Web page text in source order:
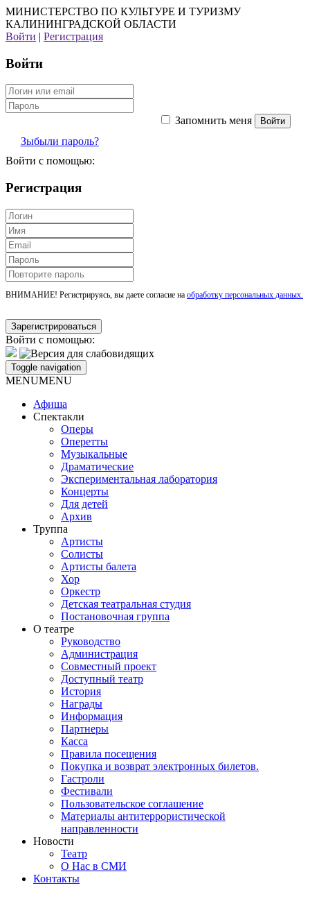
МИНИСТЕРСТВО ПО КУЛЬТУРЕ И ТУРИЗМУ
КАЛИНИНГРАДСКОЙ ОБЛАСТИ
Войти | Регистрация
Войти
Запомнить меня
Зыбыли пароль?
Войти с помощью:
Регистрация
ВНИМАНИЕ! Регистрируясь, вы даете согласие на обработку персональных данных.
Войти с помощью:
Toggle navigation
MENUMENU
Афиша
Спектакли
Оперы
Оперетты
Музыкальные
Драматические
Экспериментальная лаборатория
Концерты
Для детей
Архив
Труппа
Артисты
Солисты
Артисты балета
Хор
Оркестр
Детская театральная студия
Постановочная группа
О театре
Руководство
Администрация
Совместный проект
Доступный театр
История
Награды
Информация
Партнеры
Касса
Правила посещения
Покупка и возврат электронных билетов.
Гастроли
Фестивали
Пользовательское соглашение
Материалы антитеррористической
направленности
Новости
Театр
О Нас в СМИ
Контакты